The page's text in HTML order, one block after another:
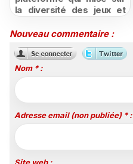
la diversité des jeux et
attractives
Nouveau commentaire :
Nom * :
Adresse email (non publiée) * :